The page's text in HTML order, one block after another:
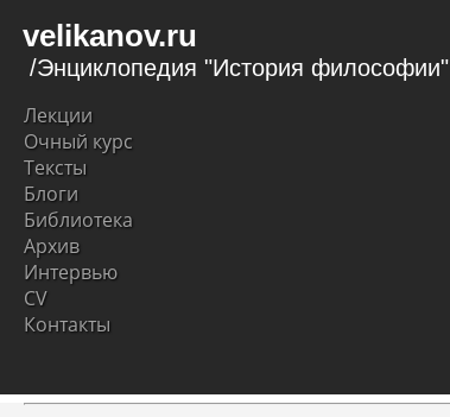
velikanov.ru
/Энциклопедия "История философии"
Лекции
Очный курс
Тексты
Блоги
Библиотека
Архив
Интервью
CV
Контакты